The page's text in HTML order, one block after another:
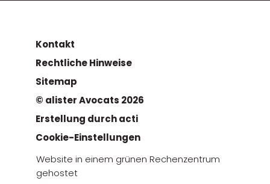
Kontakt
Rechtliche Hinweise
Sitemap
© alister Avocats 2026
Erstellung durch acti
Cookie-Einstellungen
Website in einem grünen Rechenzentrum
gehostet